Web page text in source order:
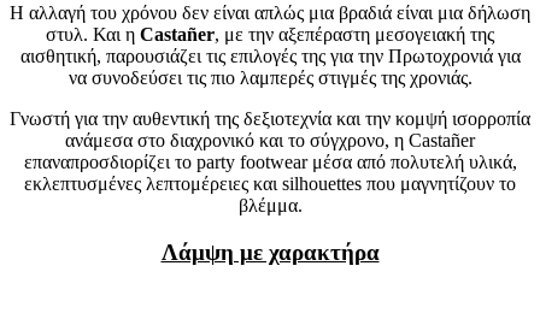
Η αλλαγή του χρόνου δεν είναι απλώς μια βραδιά είναι μια δήλωση
στυλ. Και η Castañer, με την αξεπέραστη μεσογειακή της
αισθητική, παρουσιάζει τις επιλογές της για την Πρωτοχρονιά για
να συνοδεύσει τις πιο λαμπερές στιγμές της χρονιάς.
Γνωστή για την αυθεντική της δεξιοτεχνία και την κομψή ισορροπία
ανάμεσα στο διαχρονικό και το σύγχρονο, η Castañer
επαναπροσδιορίζει το party footwear μέσα από πολυτελή υλικά,
εκλεπτυσμένες λεπτομέρειες και silhouettes που μαγνητίζουν το
βλέμμα.
Λάμψη με χαρακτήρα